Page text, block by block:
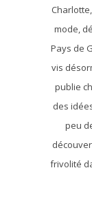
mode,
Pays de
vis
publie
des
peu
frivolité